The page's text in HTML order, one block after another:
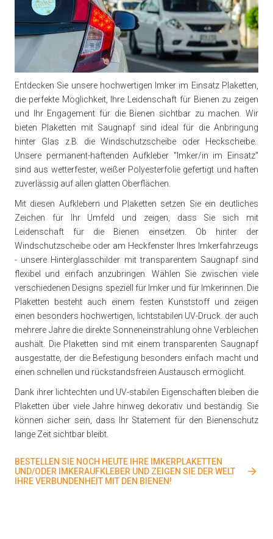
Entdecken Sie unsere hochwertigen Imker im Einsatz Plaketten,
die perfekte Möglichkeit, Ihre Leidenschaft für Bienen zu zeigen
und Ihr Engagement für die Bienen sichtbar zu machen. Wir
bieten Plaketten mit Saugnapf sind ideal für die Anbringung
hinter Glas z.B. die Windschutzscheibe oder Heckscheibe.
Unsere permanent-haftenden Aufkleber "Imker/in im Einsatz"
sind aus wetterfester, weißer Polyesterfolie gefertigt und haften
zuverlässig auf allen glatten Oberflächen.
Mit diesen Aufklebern und Plaketten setzen Sie ein deutliches
Zeichen für Ihr Umfeld und zeigen, dass Sie sich mit
Leidenschaft für die Bienen einsetzen. Ob hinter der
Windschutzscheibe oder am Heckfenster Ihres Imkerfahrzeugs
- unsere Hinterglasschilder mit transparentem Saugnapf sind
flexibel und einfach anzubringen. Wählen Sie zwischen viele
verschiedenen Designs speziell für Imker und für Imkerinnen. Die
Plaketten besteht auch einem festen Kunststoff und zeigen
einen besonders hochwertigen, lichtstabilen UV-Druck. der auch
mehrere Jahre die direkte Sonneneinstrahlung ohne Verbleichen
aushält. Die Plaketten sind mit einem transparenten Saugnapf
ausgestatte, der die Befestigung besonders einfach macht und
einen schnellen und rückstandsfreien Austausch ermöglicht.
Dank ihrer lichtechten und UV-stabilen Eigenschaften bleiben die
Plaketten über viele Jahre hinweg dekorativ und beständig. Sie
können sicher sein, dass Ihr Statement für den Bienenschutz
lange Zeit sichtbar bleibt.
BESTELLEN SIE NOCH HEUTE IHRE IMKERPLAKETTEN
UND/ODER IMKERAUFKLEBER UND ZEIGEN SIE DER WELT
IHRE VERBUNDENHEIT MIT DEN BIENEN!